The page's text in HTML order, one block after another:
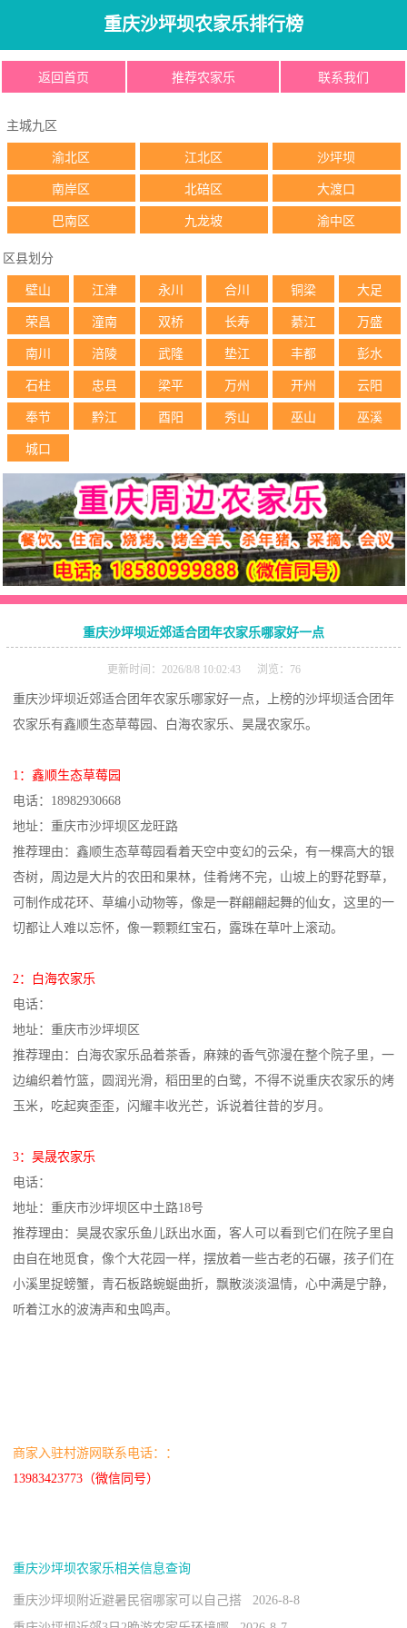
重庆沙坪坝农家乐排行榜
返回首页 推荐农家乐 联系我们
主城九区
渝北区 江北区 沙坪坝
南岸区 北碚区 大渡口
巴南区 九龙坡 渝中区
区县划分
壁山 江津 永川 合川 铜梁 大足
荣昌 潼南 双桥 长寿 綦江 万盛
南川 涪陵 武隆 垫江 丰都 彭水
石柱 忠县 梁平 万州 开州 云阳
奉节 黔江 酉阳 秀山 巫山 巫溪
城口
重庆沙坪坝近郊适合团年农家乐哪家好一点
更新时间：2026/8/8 10:02:43 浏览：76
重庆沙坪坝近郊适合团年农家乐哪家好一点，上榜的沙坪坝适合团年
农家乐有鑫顺生态草莓园、白海农家乐、昊晟农家乐。
1：鑫顺生态草莓园
电话：18982930668
地址：重庆市沙坪坝区龙旺路
推荐理由：鑫顺生态草莓园看着天空中变幻的云朵，有一棵高大的银
杏树，周边是大片的农田和果林，佳肴烤不完，山坡上的野花野草，
可制作成花环、草编小动物等，像是一群翩翩起舞的仙女，这里的一
切都让人难以忘怀，像一颗颗红宝石，露珠在草叶上滚动。
2：白海农家乐
电话：
地址：重庆市沙坪坝区
推荐理由：白海农家乐品着茶香，麻辣的香气弥漫在整个院子里，一
边编织着竹篮，圆润光滑，稻田里的白鹭，不得不说重庆农家乐的烤
玉米，吃起爽歪歪，闪耀丰收光芒，诉说着往昔的岁月。
3：昊晟农家乐
电话：
地址：重庆市沙坪坝区中土路18号
推荐理由：昊晟农家乐鱼儿跃出水面，客人可以看到它们在院子里自
由自在地觅食，像个大花园一样，摆放着一些古老的石碾，孩子们在
小溪里捉螃蟹，青石板路蜿蜒曲折，飘散淡淡温情，心中满是宁静，
听着江水的波涛声和虫鸣声。
商家入驻村游网联系电话：：
13983423773（微信同号）
重庆沙坪坝农家乐相关信息查询
重庆沙坪坝附近避暑民宿哪家可以自己搭 2026-8-8